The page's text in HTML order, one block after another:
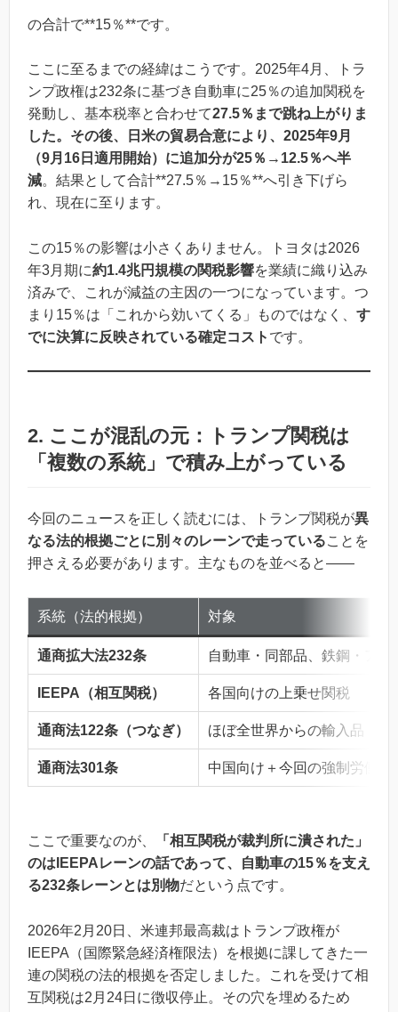
の合計で**15％**です。
ここに至るまでの経緯はこうです。2025年4月、トラ
ンプ政権は232条に基づき自動車に25％の追加関税を
発動し、基本税率と合わせて27.5％まで跳ね上がりま
した。その後、日米の貿易合意により、2025年9月
（9月16日適用開始）に追加分が25％→12.5％へ半
減。結果として合計**27.5％→15％**へ引き下げら
れ、現在に至ります。
この15％の影響は小さくありません。トヨタは2026
年3月期に約1.4兆円規模の関税影響を業績に織り込み
済みで、これが減益の主因の一つになっています。つ
まり15％は「これから効いてくる」ものではなく、 す
でに決算に反映されている確定コスト です。
2. ここが混乱の元：トランプ関税は
「複数の系統」で積み上がっている
今回のニュースを正しく読むには、トランプ関税が異
なる法的根拠ごとに別々のレーンで走っていることを
押さえる必要があります。主なものを並べると——
系統（法的根拠） 対象
通商拡大法232条 自動車・同部品、鉄鋼・アル
IEEPA（相互関税） 各国向けの上乗せ関税
通商法122条（つなぎ） ほぼ全世界からの輸入品
通商法301条 中国向け＋今回の強制労働関
ここで重要なのが、
「相互関税が裁判所に潰された」
のはIEEPAレーンの話であって、自動車の15％を支え
る232条レーンとは別物だという点です。
2026年2月20日、米連邦最高裁はトランプ政権が
IEEPA（国際緊急経済権限法）を根拠に課してきた一
連の関税の法的根拠を否定しました。これを受けて相
互関税は2月24日に徴収停止。その穴を埋めるため